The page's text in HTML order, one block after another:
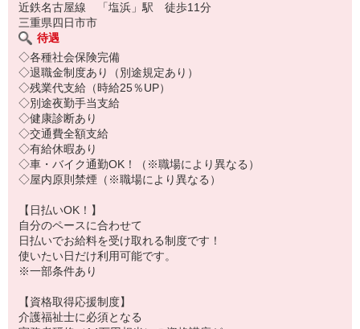
近鉄名古屋線 「塩浜」駅 徒歩11分
三重県四日市市
待遇
◇各種社会保険完備
◇退職金制度あり（別途規定あり）
◇残業代支給（時給25％UP）
◇別途夜勤手当支給
◇健康診断あり
◇交通費全額支給
◇有給休暇あり
◇車・バイク通勤OK！（※職場により異なる）
◇屋内原則禁煙（※職場により異なる）
【日払いOK！】
自分のペースに合わせて
日払いでお給料を受け取れる制度です！
使いたい日だけ利用可能です。
※一部条件あり
【資格取得応援制度】
介護福祉士に必須となる